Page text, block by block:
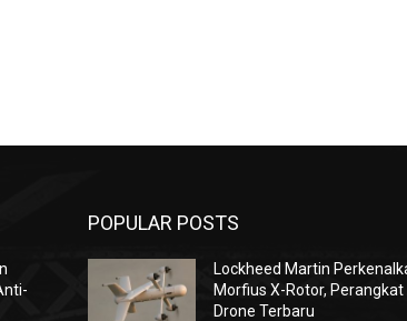
POPULAR POSTS
Lockheed Martin
Morfius X-Rotor,
Drone Terbaru